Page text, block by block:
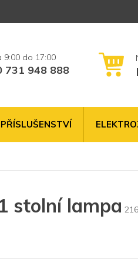
731 948 888
PŘÍSLUŠENSTVÍ
stolní lampa